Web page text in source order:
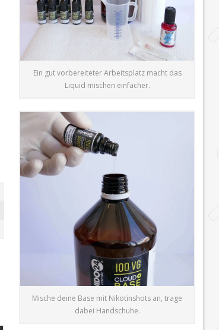
Ein gut vorbereiteter Arbeitsplatz macht das
Liquid mischen einfacher.
Mische deine Base mit Nikotinshots an, trage
dabei Handschuhe.